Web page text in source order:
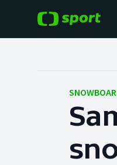
Hokej
Tenis